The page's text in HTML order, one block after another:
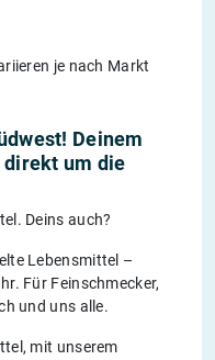
je nach Markt
Deinem
um die
Deins auch?
Lebensmittel –
Für Feinschmecker,
und uns alle.
mit unserem